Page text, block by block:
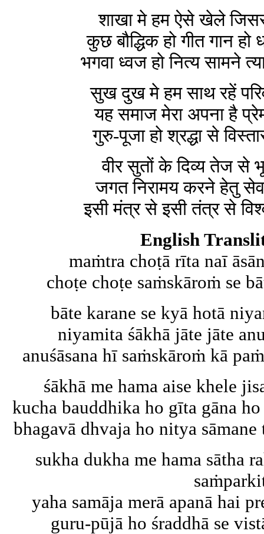
शाखा मे हम ऐसे खेले
कुछ बौद्धिक हो गीत गान हो
भगवा ध्वज हो नित्य सामने
सुख दुख मे हम साथ रहें
यह समाज मेरा अपना है
गुरु-पूजा हो श्रद्धा से
वीर सुतों के दिव्य तेज से
जगत निरामय करने हेतु
इसी मंत्र से इसी तंत्र से
English
maṁtra choṭā rīta naī
choṭe choṭe saṁskāroṁ se
bāte karane se kyā hotā
niyamita śākhā jāte jāte
anuśāsana hī saṁskāroṁ kā
śākhā me hama aise khele
kucha bauddhika ho gīta gāna
bhagavā dhvaja ho nitya
sukha dukha me hama sātha
yaha samāja merā apanā hai
guru-pūjā ho śraddhā se